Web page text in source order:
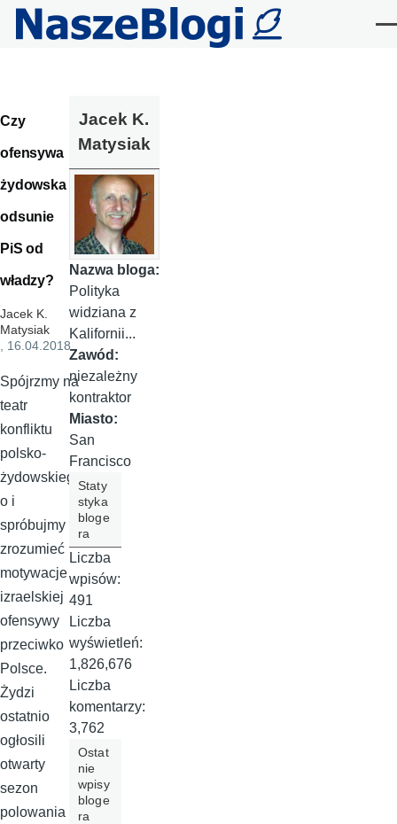
Przejdź do treści
Czy
ofensywa
żydowska
odsunie
PiS od
władzy?
Jacek K.
Matysiak
, 16.04.2018
Spójrzmy na
teatr
konfliktu
polsko-
żydowskieg
o i
spróbujmy
zrozumieć
motywacje
izraelskiej
ofensywy
przeciwko
Polsce.
Żydzi
ostatnio
ogłosili
otwarty
sezon
polowania z
Jacek K.
Matysiak
Nazwa bloga:
Polityka
widziana z
Kalifornii...
Zawód:
niezależny
kontraktor
Miasto:
San
Francisco
Staty
styka
bloge
ra
Liczba
wpisów:
491
Liczba
wyświetleń:
1,826,676
Liczba
komentarzy:
3,762
Ostat
nie
wpisy
bloge
ra